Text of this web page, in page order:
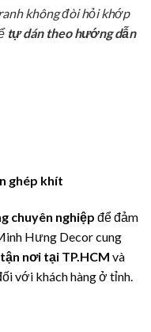
không đòi hỏi khớp
tự dán theo hướng dẫn
ghép khít
chuyên nghiệp để đảm
Hưng Decor cung
nơi tại TP.HCM và
với khách hàng ở tỉnh.